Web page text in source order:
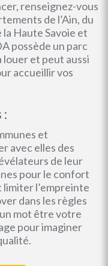
renseignez-vous
de l’Ain, du
la Haute Savoie et
possède un parc
louer et peut aussi
accueillir vos
:
et
avec elles des
de leur
pour le confort
l’empreinte
dans les règles
mot être votre
pour imaginer